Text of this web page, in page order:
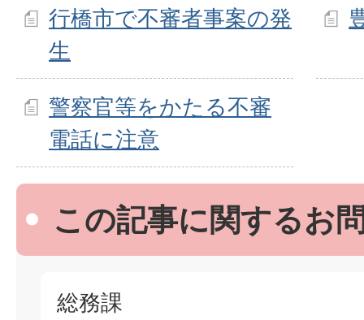
行橋市で不審者事案の発
生
警察官等をかたる不審
電話に注意
この記事に関するお
総務課